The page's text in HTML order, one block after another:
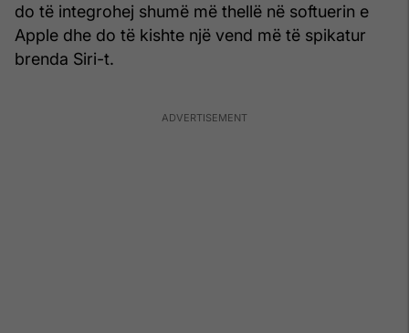
do të integrohej shumë më thellë në softuerin e
Apple dhe do të kishte një vend më të spikatur
brenda Siri-t.